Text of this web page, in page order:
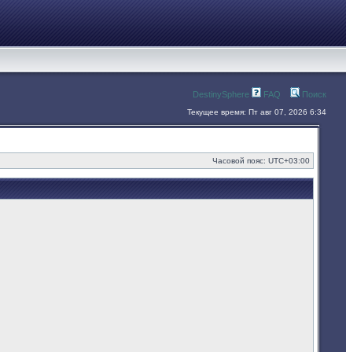
DestinySphere FAQ Поиск
Текущее время: Пт авг 07, 2026 6:34
Часовой пояс: UTC+03:00